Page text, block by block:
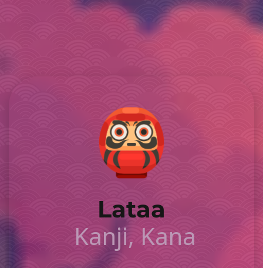
Lataa
Kanji, Kana